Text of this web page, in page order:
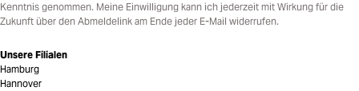
Kenntnis genommen. Meine Einwilligung kann ich jederzeit mit Wirkung für die
Zukunft über den Abmeldelink am Ende jeder E-Mail widerrufen.
Unsere Filialen
Hamburg
Hannover